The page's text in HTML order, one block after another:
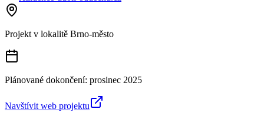
Projekt v lokalitě Brno-město
Plánované dokončení: prosinec 2025
Navštívit web projektu